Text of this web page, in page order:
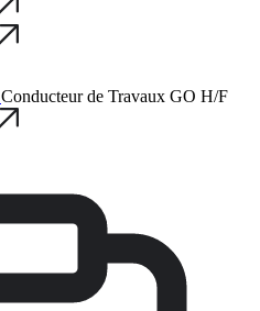
Conducteur de Travaux GO H/F